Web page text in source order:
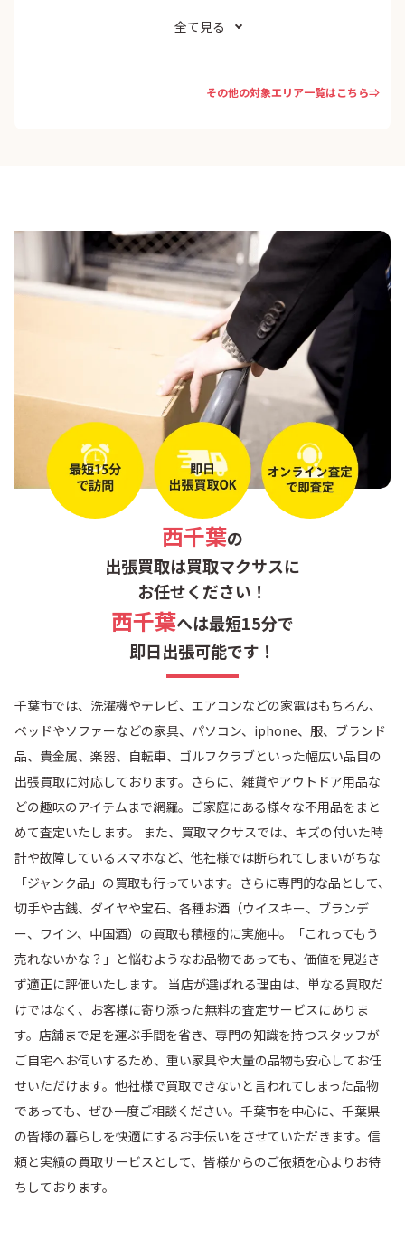
全て見る
その他の対象エリア一覧はこちら⇒
西千葉の
出張買取は買取マクサスに
お任せください！
西千葉へは最短15分で
即日出張可能です！
千葉市では、洗濯機やテレビ、エアコンなどの家電はもちろん、
ベッドやソファーなどの家具、パソコン、iphone、服、ブランド
品、貴金属、楽器、自転車、ゴルフクラブといった幅広い品目の
出張買取に対応しております。さらに、雑貨やアウトドア用品な
どの趣味のアイテムまで網羅。ご家庭にある様々な不用品をまと
めて査定いたします。 また、買取マクサスでは、キズの付いた時
計や故障しているスマホなど、他社様では断られてしまいがちな
「ジャンク品」の買取も行っています。さらに専門的な品として、
切手や古銭、ダイヤや宝石、各種お酒（ウイスキー、ブランデ
ー、ワイン、中国酒）の買取も積極的に実施中。「これってもう
売れないかな？」と悩むようなお品物であっても、価値を見逃さ
ず適正に評価いたします。 当店が選ばれる理由は、単なる買取だ
けではなく、お客様に寄り添った無料の査定サービスにありま
す。店舗まで足を運ぶ手間を省き、専門の知識を持つスタッフが
ご自宅へお伺いするため、重い家具や大量の品物も安心してお任
せいただけます。他社様で買取できないと言われてしまった品物
であっても、ぜひ一度ご相談ください。千葉市を中心に、千葉県
の皆様の暮らしを快適にするお手伝いをさせていただきます。信
頼と実績の買取サービスとして、皆様からのご依頼を心よりお待
ちしております。